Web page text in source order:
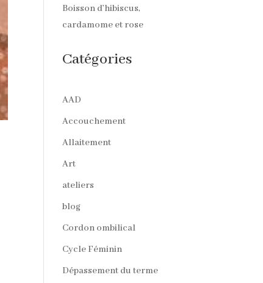
Boisson d’hibiscus,
cardamome et rose
Catégories
AAD
Accouchement
Allaitement
Art
ateliers
blog
Cordon ombilical
Cycle Féminin
Dépassement du terme